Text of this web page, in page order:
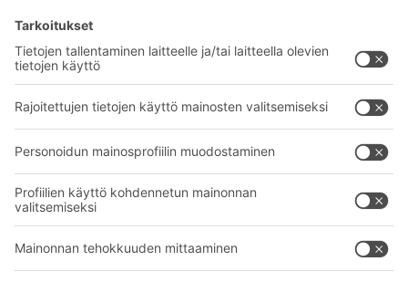
BITO-ratkaisut
Laatikot ja säiliöt
Kuljetusjärjestelmät
Palvelumme
Neuvonta & Palvelu
BITO PROJEKTIOPAS
Yhteydenottolomake
Yritys
Tietoa meistä
Kansainvälinen verkostomme